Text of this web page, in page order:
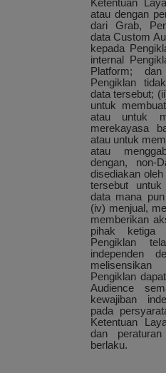
Ketentuan
atau dengan
dari Grab,
data Custom
kepada
internal
Platform;
Pengiklan
data tersebut;
untuk
atau untuk
merekayasa
atau untuk
atau
dengan, non-
disediakan
tersebut
data mana
(iv) menjual,
memberikan
pihak ketiga
Pengiklan
independen
Pengiklan
Audience
kewajiban
pada
Ketentuan
dan peraturan
berlaku.